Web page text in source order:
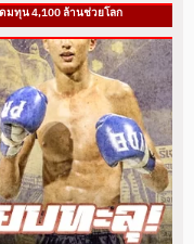
มทุน 4,100 ล้านช่วยโลก